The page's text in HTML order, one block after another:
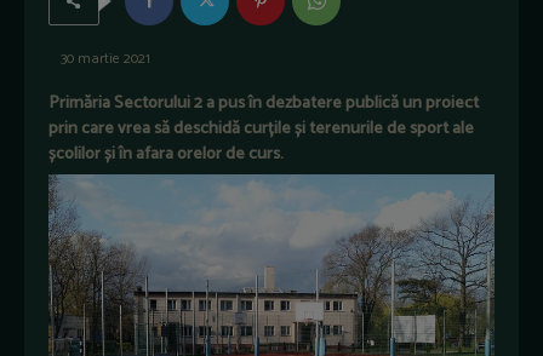
30 martie 2021
Primăria Sectorului 2 a pus în dezbatere publică un proiect
prin care vrea să deschidă curțile și terenurile de sport ale
școlilor și în afara orelor de curs.